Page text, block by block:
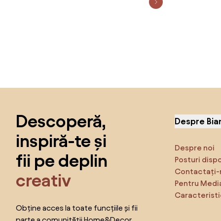
Descoperă,
inspiră-te și
fii pe deplin
creativ
Obține acces la toate funcțiile și fii
Despre
Despre noi
Posturi
Contactați-
Pentru